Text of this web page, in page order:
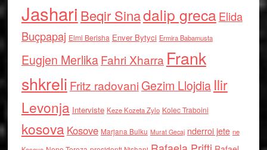
Jashari Beqir Sinadalip grecaElida
Buçpapaj Elmi Berisha Enver Bytyci Ermira Babamusta
Eugjen MerlikaFahri Xharra Frank
shkreli Fritz radovaniGezim Llojdia Ilir
Levonja Interviste Keze Kozeta Zylo Kolec Traboini
kosova Kosove Marjana Bulku Murat Gecaj nderroi jete ne